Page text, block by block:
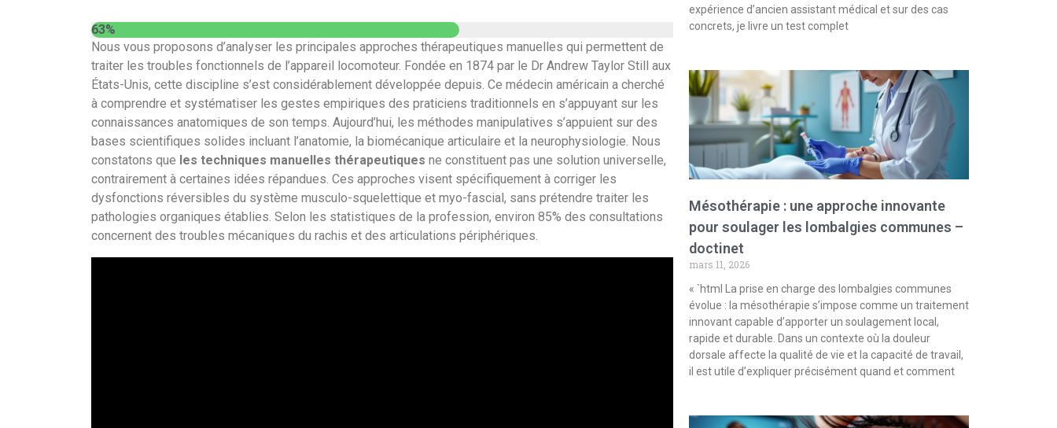
expérience d’ancien assistant médical et sur des cas
concrets, je livre un test complet
Mésothérapie : une approche innovante
pour soulager les lombalgies communes –
doctinet
mars 11, 2026
« `html La prise en charge des lombalgies communes
évolue : la mésothérapie s’impose comme un traitement
innovant capable d’apporter un soulagement local,
rapide et durable. Dans un contexte où la douleur
dorsale affecte la qualité de vie et la capacité de travail,
il est utile d’expliquer précisément quand et comment
63%
Nous vous proposons d’analyser les principales approches thérapeutiques manuelles qui permettent de
traiter les troubles fonctionnels de l’appareil locomoteur. Fondée en 1874 par le Dr Andrew Taylor Still aux
États-Unis, cette discipline s’est considérablement développée depuis. Ce médecin américain a cherché
à comprendre et systématiser les gestes empiriques des praticiens traditionnels en s’appuyant sur les
connaissances anatomiques de son temps. Aujourd’hui, les méthodes manipulatives s’appuient sur des
bases scientifiques solides incluant l’anatomie, la biomécanique articulaire et la neurophysiologie. Nous
constatons que les techniques manuelles thérapeutiques ne constituent pas une solution universelle,
contrairement à certaines idées répandues. Ces approches visent spécifiquement à corriger les
dysfonctions réversibles du système musculo-squelettique et myo-fascial, sans prétendre traiter les
pathologies organiques établies. Selon les statistiques de la profession, environ 85% des consultations
concernent des troubles mécaniques du rachis et des articulations périphériques.